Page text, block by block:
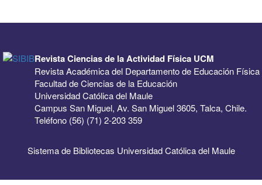
Revista Ciencias de la Actividad Física UCM
Revista Académica del Departamento de Educación Física
Facultad de Ciencias de la Educación
Universidad Católica del Maule
Campus San Miguel, Av. San Miguel 3605, Talca, Chile.
Teléfono (56) (71) 2-203 359
Sistema de Bibliotecas Universidad Católica del Maule